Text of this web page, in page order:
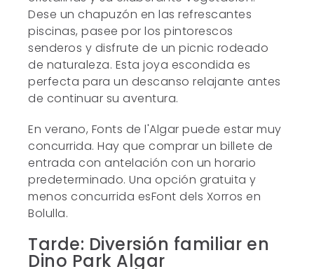
Dese un chapuzón en las refrescantes
piscinas, pasee por los pintorescos
senderos y disfrute de un picnic rodeado
de naturaleza. Esta joya escondida es
perfecta para un descanso relajante antes
de continuar su aventura.
En verano, Fonts de l'Algar puede estar muy
concurrida. Hay que comprar un billete de
entrada con antelación con un horario
predeterminado. Una opción gratuita y
menos concurrida esFont dels Xorros en
Bolulla.
Tarde: Diversión familiar en
Dino Park Algar